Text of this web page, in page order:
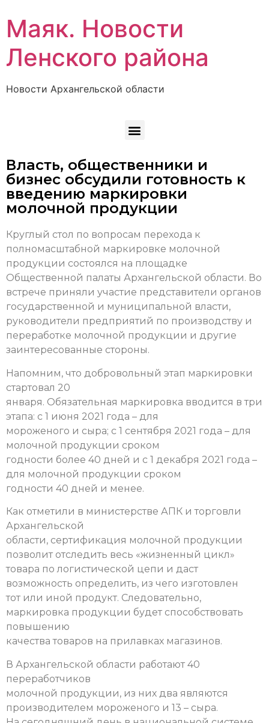
Маяк. Новости
Ленского района
Новости Архангельской области
Власть, общественники и
бизнес обсудили готовность к
введению маркировки
молочной продукции
Круглый стол по вопросам перехода к
полномасштабной маркировке молочной
продукции состоялся на площадке
Общественной палаты Архангельской области. Во
встрече приняли участие представители органов
государственной и муниципальной власти,
руководители предприятий по производству и
переработке молочной продукции и другие
заинтересованные стороны.
Напомним, что добровольный этап маркировки
стартовал 20
января. Обязательная маркировка вводится в три
этапа: с 1 июня 2021 года – для
мороженого и сыра; с 1 сентября 2021 года – для
молочной продукции сроком
годности более 40 дней и с 1 декабря 2021 года –
для молочной продукции сроком
годности 40 дней и менее.
Как отметили в министерстве АПК и торговли
Архангельской
области, сертификация молочной продукции
позволит отследить весь «жизненный цикл»
товара по логистической цепи и даст
возможность определить, из чего изготовлен
тот или иной продукт. Следовательно,
маркировка продукции будет способствовать
повышению
качества товаров на прилавках магазинов.
В Архангельской области работают 40
переработчиков
молочной продукции, из них два являются
производителем мороженого и 13 – сыра.